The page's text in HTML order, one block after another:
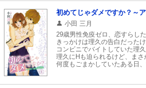
初めてじゃダメですか？～
小田 三月
29歳男性免疫ゼロ、恋すらし
きっかけは理久の告白だった
コンビニでバイトしていた理
理久にHも迫られるけど、まさ
何度もごまかしていたある日